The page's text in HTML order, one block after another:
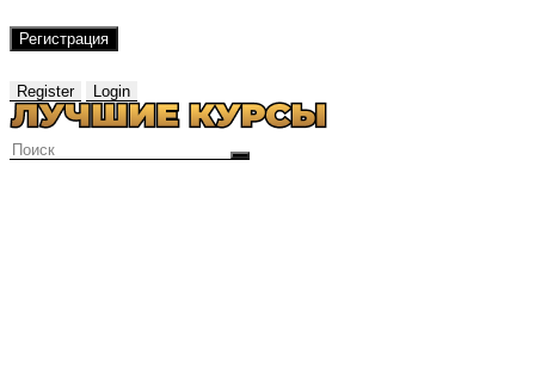
Регистрация
Register Login